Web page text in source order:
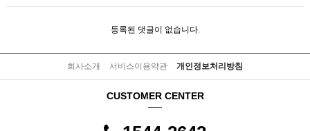
등록된 댓글이 없습니다.
회사소개 서비스이용약관 개인정보처리방침
CUSTOMER CENTER